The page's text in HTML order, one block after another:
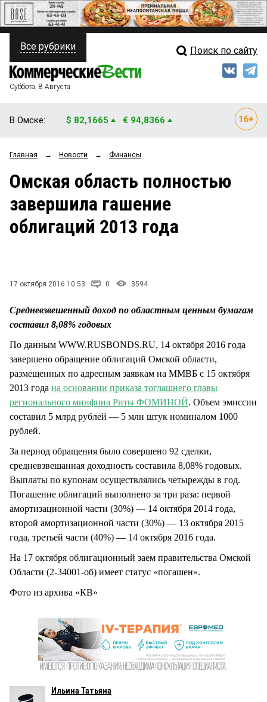
ПОЛИТИКА
ФИНАНСЫ
ОБЩЕСТВО
ЗАКОН
НОВОСТИ КОМПАНИЙ
Свежий выпуск
Рейтинги
Блоги
Архив
Все рубрики Поиск по сайту
Суббота, 8 Августа
В Омске: $ 82,1665 € 94,8366
Главная → Новости → Финансы
Омская область полностью
завершила гашение
облигаций 2013 года
17 октября 2016 10:53 0 3594
Средневзвешенный доход по областным ценным бумагам
составил 8,08% годовых
По данным WWW.RUSBONDS.RU, 14 октября 2016 года
завершено обращение облигаций Омской области,
размещенных по адресным заявкам на ММВБ с 15 октября
2013 года на основании приказа тоглашнего главы
регионального минфина Риты ФОМИНОЙ. Объем эмиссии
составил 5 млрд рублей — 5 млн штук номиналом 1000
рублей.
За период обращения было совершено 92 сделки,
средневзвешанная доходность составила 8,08% годовых.
Выплаты по купонам осуществлялись четырежды в год.
Погашение облигаций выполнено за три раза: первой
амортизационной части (30%) — 14 октября 2014 года,
второй амортизационной части (30%) — 13 октября 2015
года, третьей части (40%) — 14 октября 2016 года.
На 17 октября облигационный заем правительства Омской
Области (2-34001-об) имеет статус «погашен».
Фото из архива «КВ»
Ильина Татьяна